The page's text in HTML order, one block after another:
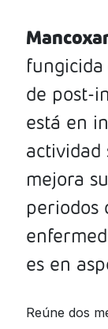
Herbicidas
Insecticidas
PGR y
Sitio
Términos y
Política de
de post-
está en
actividad
mejora
periodos
es en
Reúne dos